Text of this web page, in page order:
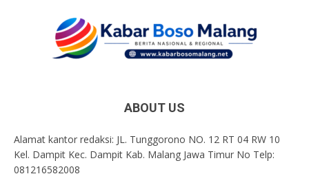
ABOUT US
Alamat kantor redaksi: JL. Tunggorono NO. 12 RT 04 RW 10
Kel. Dampit Kec. Dampit Kab. Malang Jawa Timur No Telp:
081216582008